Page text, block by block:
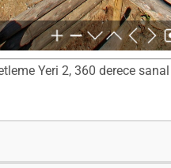
Yeri 2, 360 derece